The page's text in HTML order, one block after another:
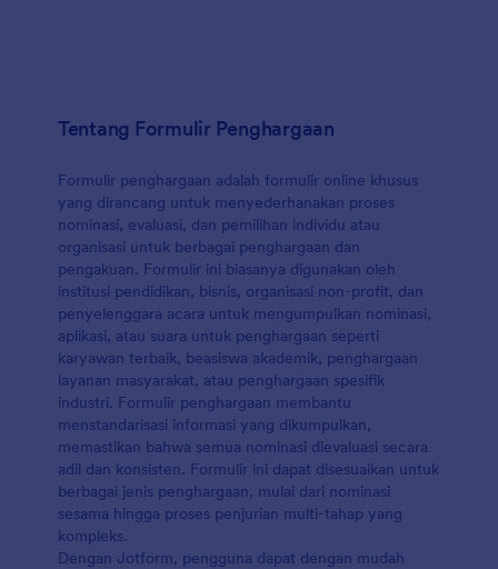
Tentang Formulir Penghargaan
Formulir penghargaan adalah formulir online khusus
yang dirancang untuk menyederhanakan proses
nominasi, evaluasi, dan pemilihan individu atau
organisasi untuk berbagai penghargaan dan
pengakuan. Formulir ini biasanya digunakan oleh
institusi pendidikan, bisnis, organisasi non-profit, dan
penyelenggara acara untuk mengumpulkan nominasi,
aplikasi, atau suara untuk penghargaan seperti
karyawan terbaik, beasiswa akademik, penghargaan
layanan masyarakat, atau penghargaan spesifik
industri. Formulir penghargaan membantu
menstandarisasi informasi yang dikumpulkan,
memastikan bahwa semua nominasi dievaluasi secara
adil dan konsisten. Formulir ini dapat disesuaikan untuk
berbagai jenis penghargaan, mulai dari nominasi
sesama hingga proses penjurian multi-tahap yang
kompleks.
Dengan Jotform, pengguna dapat dengan mudah